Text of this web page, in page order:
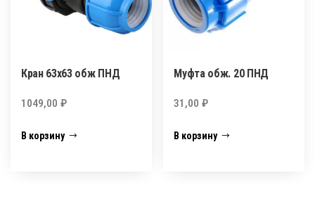
Кран 63х63 обж ПНД
1049,00 ₽
В корзину
Муфта обж. 20 ПНД
31,00₽
В корзину